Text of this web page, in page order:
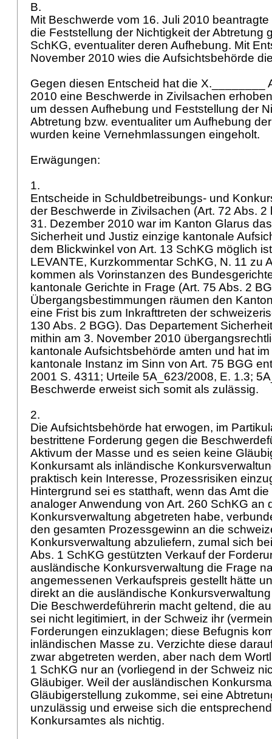
B.
Mit Beschwerde vom 16. Juli 2010
die Feststellung der Nichtigkeit der Abtretung
SchKG, eventualiter deren Aufhebung. Mit
November 2010 wies die Aufsichtsbehörde
Gegen diesen Entscheid hat die X.________
2010 eine Beschwerde in Zivilsachen
um dessen Aufhebung und Feststellung der
Abtretung bzw. eventualiter um Aufhebung
wurden keine Vernehmlassungen eingeholt.
Erwägungen:
1.
Entscheide in Schuldbetreibungs- und
der Beschwerde in Zivilsachen (Art. 72 Abs. 2
31. Dezember 2010 war im Kanton Glarus
Sicherheit und Justiz einzige kantonale
dem Blickwinkel von Art. 13 SchKG möglich
LEVANTE, Kurzkommentar SchKG, N. 11 zu
kommen als Vorinstanzen des
kantonale Gerichte in Frage (Art. 75 Abs. 2
Übergangsbestimmungen räumen den
eine Frist bis zum Inkrafttreten der
130 Abs. 2 BGG). Das Departement
mithin am 3. November 2010
kantonale Aufsichtsbehörde amten und hat
kantonale Instanz im Sinn von Art. 75 BGG
2001 S. 4311; Urteile 5A_623/2008, E. 1.3;
Beschwerde erweist sich somit als zulässig.
2.
Die Aufsichtsbehörde hat erwogen, im
bestrittene Forderung gegen die
Aktivum der Masse und es seien keine
Konkursamt als inländische
praktisch kein Interesse, Prozessrisiken
Hintergrund sei es statthaft, wenn das Amt
analoger Anwendung von Art. 260 SchKG an
Konkursverwaltung abgetreten habe,
den gesamten Prozessgewinn an die
Konkursverwaltung abzuliefern, zumal sich
Abs. 1 SchKG gestützten Verkauf der
ausländische Konkursverwaltung die Frage
angemessenen Verkaufspreis gestellt hätte
direkt an die ausländische
Die Beschwerdeführerin macht geltend, die
sei nicht legitimiert, in der Schweiz ihr
Forderungen einzuklagen; diese Befugnis
inländischen Masse zu. Verzichte diese
zwar abgetreten werden, aber nach dem
1 SchKG nur an (vorliegend in der Schweiz
Gläubiger. Weil der ausländischen
Gläubigerstellung zukomme, sei eine
unzulässig und erweise sich die
Konkursamtes als nichtig.